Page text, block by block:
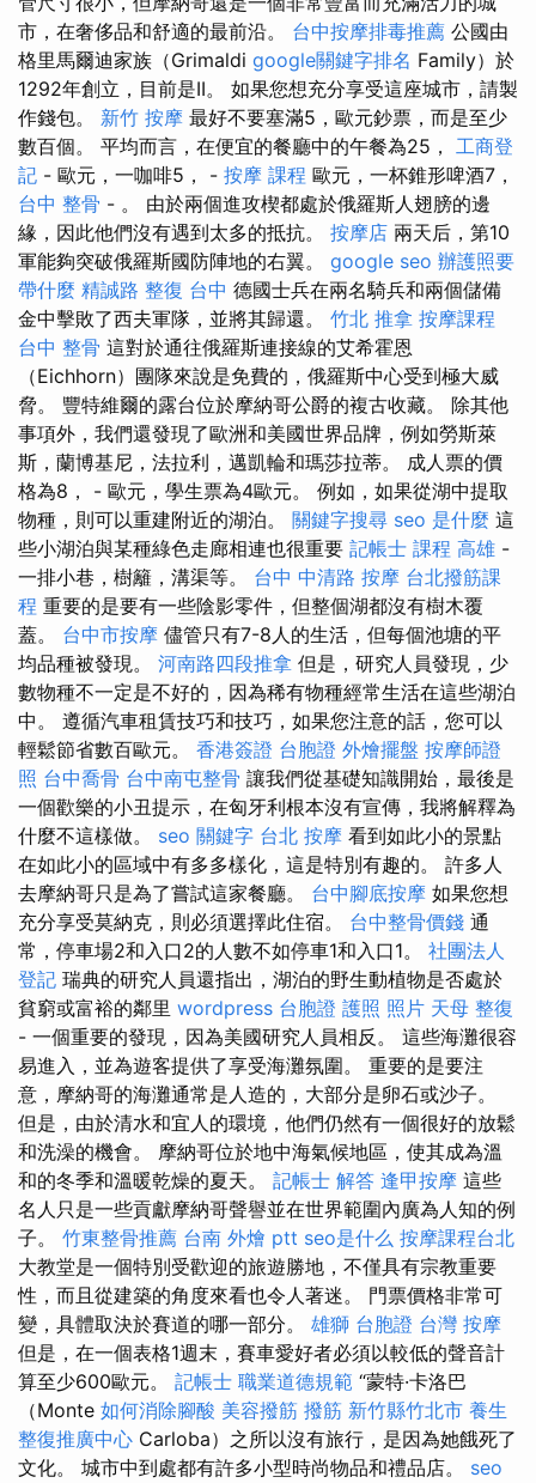
市，在奢侈品和舒適的最前沿。 台中按摩排毒推薦 公國由
格里馬爾迪家族（Grimaldi google關鍵字排名 Family）於
1292年創立，目前是II。 如果您想充分享受這座城市，請製
作錢包。 新竹 按摩 最好不要塞滿5，歐元鈔票，而是至少
數百個。 平均而言，在便宜的餐廳中的午餐為25， 工商登
記 - 歐元，一咖啡5， - 按摩 課程 歐元，一杯錐形啤酒7，
台中 整骨 - 。 由於兩個進攻楔都處於俄羅斯人翅膀的邊
緣，因此他們沒有遇到太多的抵抗。 按摩店 兩天后，第10
軍能夠突破俄羅斯國防陣地的右翼。 google seo 辦護照要
帶什麼 精誠路 整復 台中 德國士兵在兩名騎兵和兩個儲備
金中擊敗了西夫軍隊，並將其歸還。 竹北 推拿 按摩課程
台中 整骨 這對於通往俄羅斯連接線的艾希霍恩
（Eichhorn）團隊來說是免費的，俄羅斯中心受到極大威
脅。 豐特維爾的露台位於摩納哥公爵的複古收藏。 除其他
事項外，我們還發現了歐洲和美國世界品牌，例如勞斯萊
斯，蘭博基尼，法拉利，邁凱輪和瑪莎拉蒂。 成人票的價
格為8， - 歐元，學生票為4歐元。 例如，如果從湖中提取
物種，則可以重建附近的湖泊。 關鍵字搜尋 seo 是什麼 這
些小湖泊與某種綠色走廊相連也很重要 記帳士 課程 高雄 -
一排小巷，樹籬，溝渠等。 台中 中清路 按摩 台北撥筋課
程 重要的是要有一些陰影零件，但整個湖都沒有樹木覆
蓋。 台中市按摩 儘管只有7-8人的生活，但每個池塘的平
均品種被發現。 河南路四段推拿 但是，研究人員發現，少
數物種不一定是不好的，因為稀有物種經常生活在這些湖泊
中。 遵循汽車租賃技巧和技巧，如果您注意的話，您可以
輕鬆節省數百歐元。 香港簽證 台胞證 外燴擺盤 按摩師證
照 台中喬骨 台中南屯整骨 讓我們從基礎知識開始，最後是
一個歡樂的小丑提示，在匈牙利根本沒有宣傳，我將解釋為
什麼不這樣做。 seo 關鍵字 台北 按摩 看到如此小的景點
在如此小的區域中有多多樣化，這是特別有趣的。 許多人
去摩納哥只是為了嘗試這家餐廳。 台中腳底按摩 如果您想
充分享受莫納克，則必須選擇此住宿。 台中整骨價錢 通
常，停車場2和入口2的人數不如停車1和入口1。 社團法人
登記 瑞典的研究人員還指出，湖泊的野生動植物是否處於
貧窮或富裕的鄰里 wordpress 台胞證 護照 照片 天母 整復
- 一個重要的發現，因為美國研究人員相反。 這些海灘很容
易進入，並為遊客提供了享受海灘氛圍。 重要的是要注
意，摩納哥的海灘通常是人造的，大部分是卵石或沙子。
但是，由於清水和宜人的環境，他們仍然有一個很好的放鬆
和洗澡的機會。 摩納哥位於地中海氣候地區，使其成為溫
和的冬季和溫暖乾燥的夏天。 記帳士 解答 逢甲按摩 這些
名人只是一些貢獻摩納哥聲譽並在世界範圍內廣為人知的例
子。 竹東整骨推薦 台南 外燴 ptt seo是什么 按摩課程台北
大教堂是一個特別受歡迎的旅遊勝地，不僅具有宗教重要
性，而且從建築的角度來看也令人著迷。 門票價格非常可
變，具體取決於賽道的哪一部分。 雄獅 台胞證 台灣 按摩
但是，在一個表格1週末，賽車愛好者必須以較低的聲音計
算至少600歐元。 記帳士 職業道德規範 “蒙特·卡洛巴
（Monte 如何消除腳酸 美容撥筋 撥筋 新竹縣竹北市 養生
整復推廣中心 Carloba）之所以沒有旅行，是因為她餓死了
文化。 城市中到處都有許多小型時尚物品和禮品店。 seo